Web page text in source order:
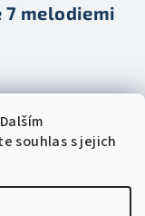
souhlas s jejich
7 melodiemi